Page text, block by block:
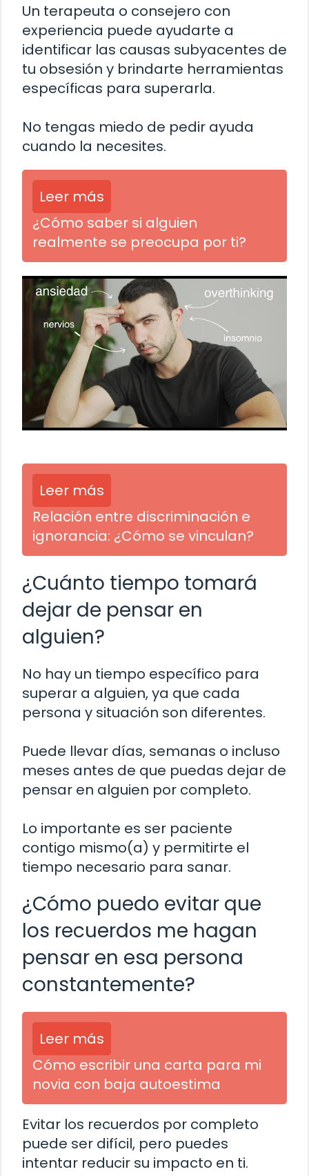
Un terapeuta o consejero con
experiencia puede ayudarte a
identificar las causas subyacentes de
tu obsesión y brindarte herramientas
específicas para superarla.
No tengas miedo de pedir ayuda
cuando la necesites.
Leer más
¿Cómo saber si alguien
realmente se preocupa por ti?
Leer más
Relación entre discriminación e
ignorancia: ¿Cómo se vinculan?
¿Cuánto tiempo tomará
dejar de pensar en
alguien?
No hay un tiempo específico para
superar a alguien, ya que cada
persona y situación son diferentes.
Puede llevar días, semanas o incluso
meses antes de que puedas dejar de
pensar en alguien por completo.
Lo importante es ser paciente
contigo mismo(a) y permitirte el
tiempo necesario para sanar.
¿Cómo puedo evitar que
los recuerdos me hagan
pensar en esa persona
constantemente?
Leer más
Cómo escribir una carta para mi
novia con baja autoestima
Evitar los recuerdos por completo
puede ser difícil, pero puedes
intentar reducir su impacto en ti.